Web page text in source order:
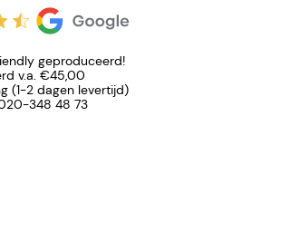
geproduceerd!
v.a. €45,00
(1-2 dagen levertijd)
348 48 73